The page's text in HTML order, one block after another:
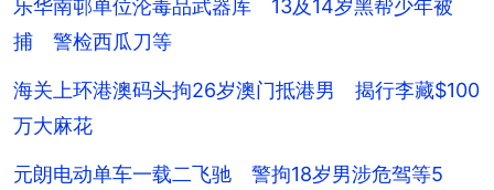
乐华南邨单位沦毒品武器库 13及14岁黑帮少年被
捕 警检西瓜刀等
海关上环港澳码头拘26岁澳门抵港男 揭行李藏$100
万大麻花
元朗电动单车一载二飞驰 警拘18岁男涉危驾等5